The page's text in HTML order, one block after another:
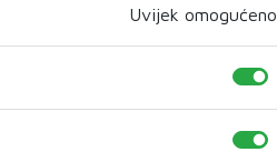
šest godina
eura.
Uvijek omogućeno